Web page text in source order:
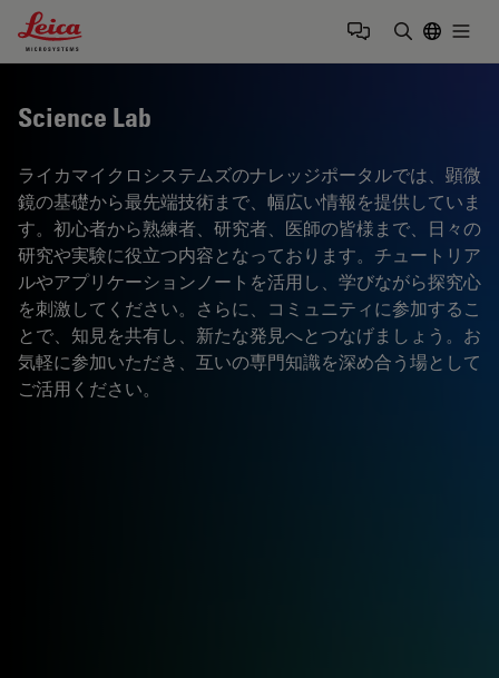
Leica Microsystems Logo
Science Lab
ライカマイクロシステムズのナレッジポータルでは、顕微
鏡の基礎から最先端技術まで、幅広い情報を提供していま
す。初心者から熟練者、研究者、医師の皆様まで、日々の
研究や実験に役立つ内容となっております。チュートリア
ルやアプリケーションノートを活用し、学びながら探究心
を刺激してください。さらに、コミュニティに参加するこ
とで、知見を共有し、新たな発見へとつなげましょう。お
気軽に参加いただき、互いの専門知識を深め合う場として
ご活用ください。